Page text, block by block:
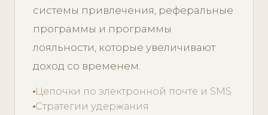
системы привлечения, реферальные
программы и программы
лояльности, которые увеличивают
доход со временем.
Цепочки по электронной почте и SMS
Стратегии удержания